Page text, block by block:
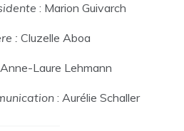
: Marion Guivarch
: Cluzelle Aboa
Laure Lehmann
: Aurélie Schaller